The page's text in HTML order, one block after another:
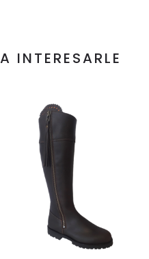
INTERESARLE